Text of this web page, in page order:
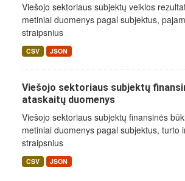
Viešojo sektoriaus subjektų veiklos
metiniai duomenys pagal subjektus,
straipsnius
CSV JSON
Viešojo sektoriaus subjektų
ataskaitų duomenys
Viešojo sektoriaus subjektų finansinės
metiniai duomenys pagal subjektus, turto
straipsnius
CSV JSON